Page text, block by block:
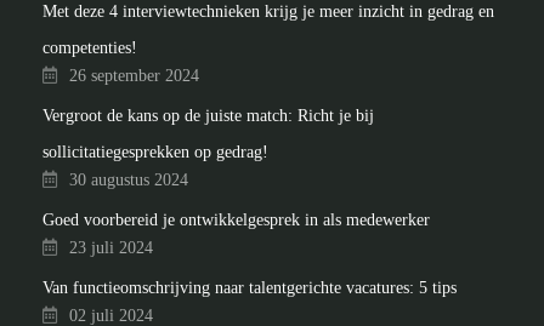
Met deze 4 interviewtechnieken krijg je meer inzicht in gedrag en
competenties!
26 september 2024
Vergroot de kans op de juiste match: Richt je bij
sollicitatiegesprekken op gedrag!
30 augustus 2024
Goed voorbereid je ontwikkelgesprek in als medewerker
23 juli 2024
Van functieomschrijving naar talentgerichte vacatures: 5 tips
02 juli 2024